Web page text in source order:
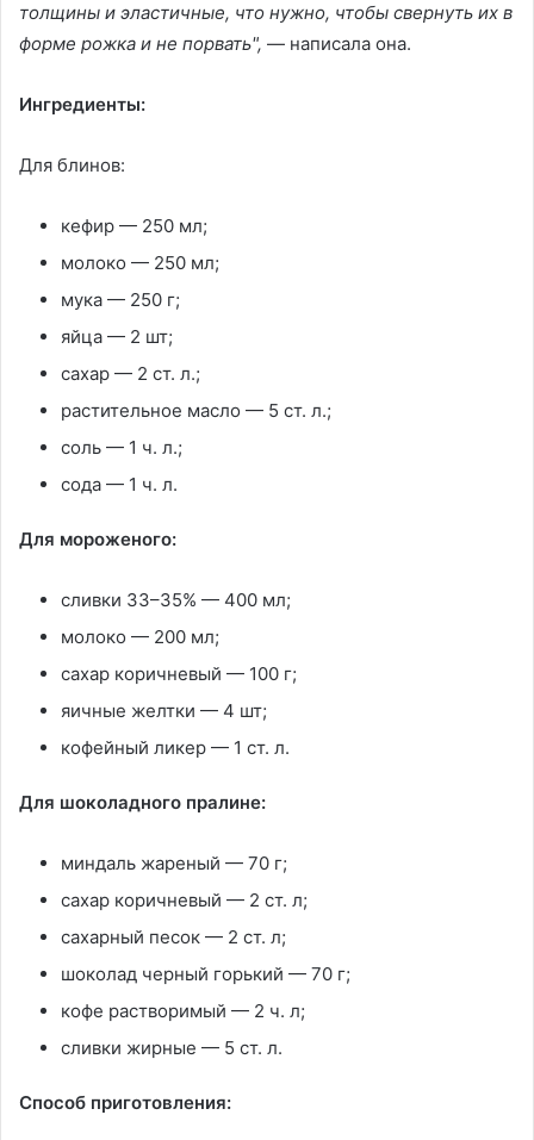
толщины и эластичные, что нужно, чтобы свернуть их в
форме рожка и не порвать", — написала она.
Ингредиенты:
Для блинов:
кефир — 250 мл;
молоко — 250 мл;
мука — 250 г;
яйца — 2 шт;
сахар — 2 ст. л.;
растительное масло — 5 ст. л.;
соль — 1 ч. л.;
сода — 1 ч. л.
Для мороженого:
сливки 33–35% — 400 мл;
молоко — 200 мл;
сахар коричневый — 100 г;
яичные желтки — 4 шт;
кофейный ликер — 1 ст. л.
Для шоколадного пралине:
миндаль жареный — 70 г;
сахар коричневый — 2 ст. л;
сахарный песок — 2 ст. л;
шоколад черный горький — 70 г;
кофе растворимый — 2 ч. л;
сливки жирные — 5 ст. л.
Способ приготовления: